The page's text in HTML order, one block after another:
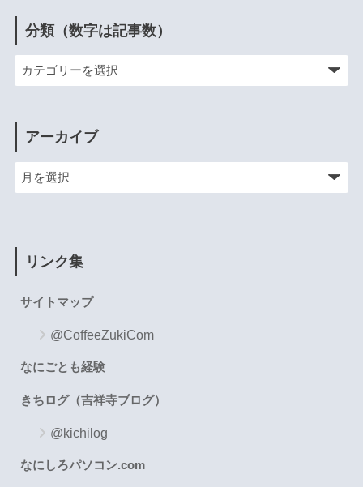
分類（数字は記事数）
アーカイブ
リンク集
サイトマップ
@CoffeeZukiCom
なにごとも経験
きちログ（吉祥寺ブログ）
@kichilog
なにしろパソコン.com